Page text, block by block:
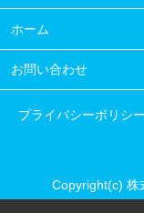
ホーム
お問い合わせ
プライバシーポリシー
Copyright(c) 株